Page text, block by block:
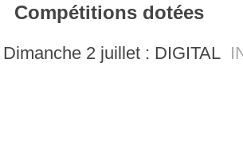
Compétitions dotées
Dimanche 2 juillet : DIGITAL